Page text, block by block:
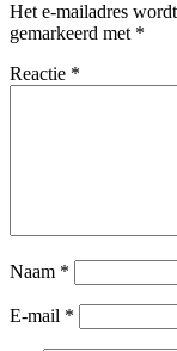
Het e-mailadres
gemarkeerd met *
Reactie *
Naam *
E-mail *